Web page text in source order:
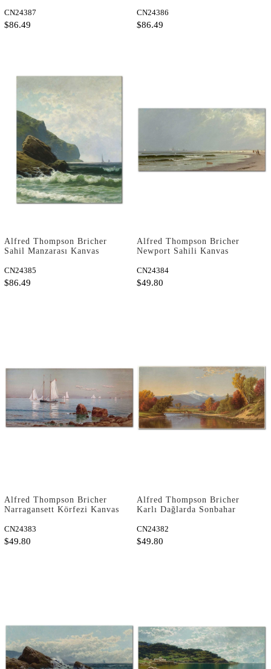
CN24387
$86.49
CN24386
$86.49
Alfred Thompson Bricher
Sahil Manzarası Kanvas
CN24385
$86.49
Alfred Thompson Bricher
Newport Sahili Kanvas
CN24384
$49.80
Alfred Thompson Bricher
Narragansett Körfezi Kanvas
CN24383
$49.80
Alfred Thompson Bricher
Karlı Dağlarda Sonbahar
CN24382
$49.80